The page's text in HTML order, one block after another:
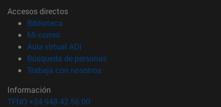
Accesos directos
Biblioteca
Mi correo(abre en nueva ventana)
Aula virtual ADI
Búsqueda de personas(abre en nueva ventana)
Trabaja con nosotros(abre en nueva ventana)
Información
TFNO +34 948 42 56 00